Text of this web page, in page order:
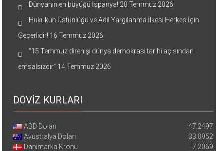
Dünyanın en büyüğü İspanya! 20 Temmuz 2026
Hukukun Üstünlüğü ve Adil Yargılanma İlkesi Herkes İçin
Geçerlidir! 16 Temmuz 2026
“15 Temmuz direnişi dünya demokrasi tarihi açısından
emsalsizdir” 14 Temmuz 2026
DÖVİZ KURLARI
ABD Doları
47.2497
Avustralya Doları
33.0952
Danimarka Kronu
7.2069